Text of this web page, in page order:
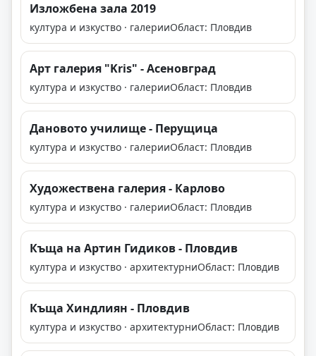
Изложбена зала 2019
култура и изкуство · галерииОбласт: Пловдив
Арт галерия "Kris" - Асеновград
култура и изкуство · галерииОбласт: Пловдив
Дановото училище - Перущица
култура и изкуство · галерииОбласт: Пловдив
Художествена галерия - Карлово
култура и изкуство · галерииОбласт: Пловдив
Къща на Артин Гидиков - Пловдив
култура и изкуство · архитектурниОбласт: Пловдив
Къща Хиндлиян - Пловдив
култура и изкуство · архитектурниОбласт: Пловдив